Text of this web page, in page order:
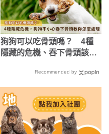
狗狗可以吃骨頭嗎？ 4種
隱藏的危機、吞下骨頭該怎
Recommended by